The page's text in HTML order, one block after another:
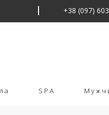
+38 (097)
SPA